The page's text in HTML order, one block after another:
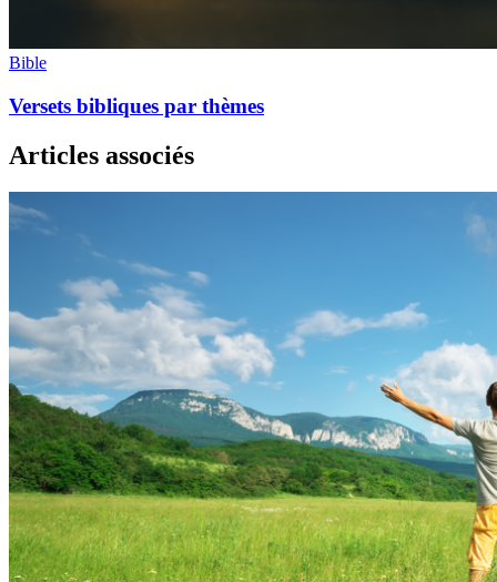
Bible
Versets bibliques par thèmes
Articles associés